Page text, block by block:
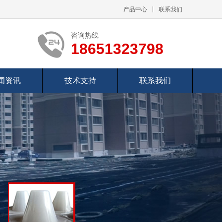
产品中心 联系我们
咨询热线
18651323798
资讯 技术支持 联系我们